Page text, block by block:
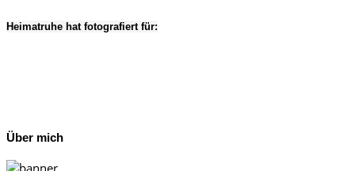
Heimatruhe hat fotografiert für:
Über mich